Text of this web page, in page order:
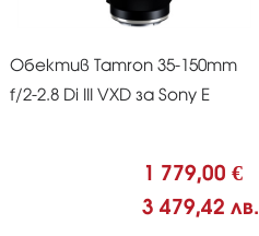
Обектив Tamron 35-150mm
f/2-2.8 Di III VXD за Sony E
1 779,00 €
3 479,42 лв.